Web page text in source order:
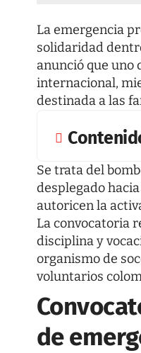
La emergencia
solidaridad
anunció que uno
internacional,
destinada a las
Se trata del
desplegado
autoricen la
La convocatoria
disciplina y
organismo de
voluntarios
de